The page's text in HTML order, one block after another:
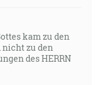
je daná,
vyššie nad
tak, že by rozumne
každému Bôh
kam zu den
nicht zu den
des HERRN